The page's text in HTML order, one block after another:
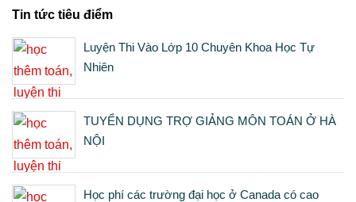
Tin tức tiêu điểm
Luyện Thi Vào Lớp 10 Chuyên Khoa Học Tự
Nhiên
TUYỂN DỤNG TRỢ GIẢNG MÔN TOÁN Ở HÀ
NỘI
Học phí các trường đại học ở Canada có cao